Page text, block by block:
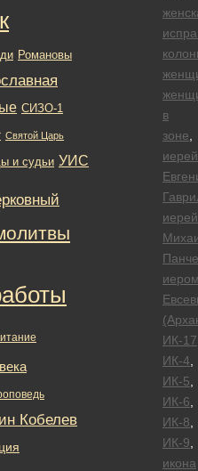
в
зоне
иерей
иерей
ИК-17
ИК-4
ИК-5
ИК-6
ИК-8
ИК-9
икона
Романовы
СИЗО-1
Святой Царь
и судьи УИС
Кобелев